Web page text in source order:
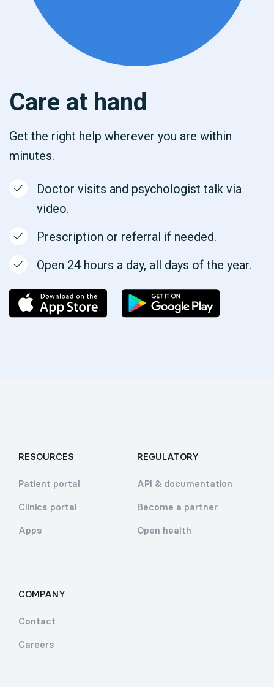
Care at hand
Get the right help wherever you are within
minutes.
Doctor visits and psychologist talk via
video.
Prescription or referral if needed.
Open 24 hours a day, all days of the year.
RESOURCES
Patient portal
Clinics portal
Apps
REGULATORY
API & documentation
Become a partner
Open health
COMPANY
Contact
Careers